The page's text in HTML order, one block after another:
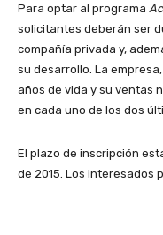
Para optar al programa
solicitantes deberán ser
compañía privada y,
su desarrollo. La
años de vida y su ventas
en cada uno de los dos
El plazo de inscripción
de 2015. Los interesados